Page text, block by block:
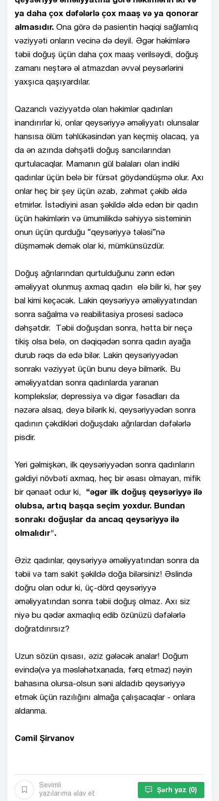
ya daha çox dəfələrlə çox maaş və ya qonorar
almasıdır. Ona görə də pasientin həqiqi sağlamlıq
vəziyyəti onların vecinə də deyil. Əgər həkimlərə
təbii doğuş üçün daha çox maaş verilsəydi, doğuş
zamanı neştərə əl atmazdan əvvəl peysərlərini
yaxşıca qaşıyardılar.
Qazanclı vəziyyətdə olan həkimlər qadınları
inandırırlar ki, onlar qeysəriyyə əməliyyatı olunsalar
hansısa ölüm təhlükəsindən yan keçmiş olacaq, ya
da ən azında dəhşətli doğuş sancılarından
qurtulacaqlar. Mamanın gül balaları olan indiki
qadınlar üçün belə bir fürsət göydəndüşmə olur. Axı
onlar heç bir şey üçün əzab, zəhmət çəkib əldə
etmirlər. İstədiyini asan şəkildə əldə edən bir qadın
üçün həkimlərin və ümumilikdə səhiyyə sisteminin
onun üçün qurduğu “qeysəriyyə tələsi”nə
düşməmək demək olar ki, mümkünsüzdür.
Doğuş ağrılarından qurtulduğunu zənn edən
əməliyyat olunmuş axmaq qadın elə bilir ki, hər şey
bal kimi keçəcək. Lakin qeysəriyyə əməliyyatından
sonra sağalma və reabilitasiya prosesi sadəcə
dəhşətdir. Təbii doğuşdan sonra, hətta bir neçə
tikiş olsa belə, on dəqiqədən sonra qadın ayağa
durub rəqs də edə bilər. Lakin qeysəriyyədən
sonrakı vəziyyət üçün bunu deyə bilmərik. Bu
əməliyyatdan sonra qadınlarda yaranan
komplekslər, depressiya və digər fəsadları da
nəzərə alsaq, deyə bilərik ki, qeysəriyyədən sonra
qadının çəkdikləri doğuşdakı ağrılardan dəfələrlə
pisdir.
Yeri gəlmişkən, ilk qeysəriyyədən sonra qadınların
gəldiyi növbəti axmaq, heç bir əsası olmayan, mifik
bir qənaət odur ki, “əgər ilk doğuş qeysəriyyə ilə
olubsa, artıq başqa seçim yoxdur. Bundan
sonrakı doğuşlar da ancaq qeysəriyyə ilə
olmalıdır".
Əziz qadınlar, qeysəriyyə əməliyyatından sonra da
təbii və tam sakit şəkildə doğa bilərsiniz! Əslində
doğru olan odur ki, üç-dörd qeysəriyyə
əməliyyatından sonra təbii doğuş olmaz. Axı siz
niyə bu qədər axmaqlıq edib özünüzü dəfələrlə
doğratdırırsız?
Uzun sözün qısası, əziz gələcək analar! Doğum
evində(və ya məsləhətxanada, fərq etməz) nəyin
bahasına olursa-olsun səni aldadıb qeysəriyyə
etmək üçün razılığını almağa çalışacaqlar - onlara
aldanma.
Cəmil Şirvanov
Sevimli
yazılarıma əlav et
Şərh yaz (0)